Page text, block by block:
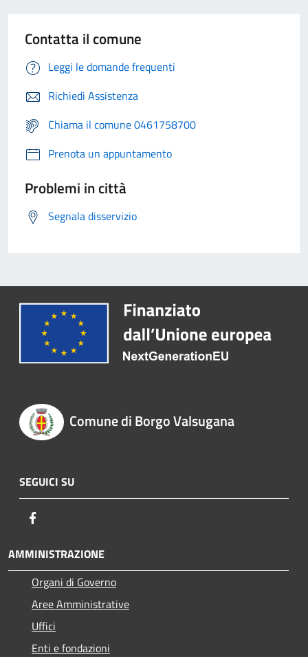
Contatta il comune
Leggi le domande frequenti
Richiedi Assistenza
Chiama il comune 0461758700
Prenota un appuntamento
Problemi in città
Segnala disservizio
Comune di Borgo Valsugana
SEGUICI SU
AMMINISTRAZIONE
Organi di Governo
Aree Amministrative
Uffici
Enti e fondazioni